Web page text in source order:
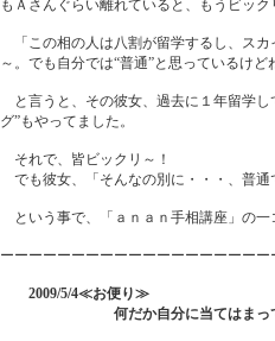
もＡさんぐらい離れていると、もうビッ
「この相の人は八割が留学するし、スカ
～。でも自分では“普通”と思っているけど
と言うと、その彼女、過去に１年留学し
グ”もやってました。
それで、皆ビックリ～！
でも彼女、「そんなの別に・・・、普通
という事で、「ａｎａｎ手相講座」の一
ーーーーーーーーーーーーーーーーーー
2009/5/4≪お便り≫
何だか自分に当てはまってい